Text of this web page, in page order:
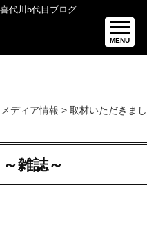
代川5代目ブログ
MENU
メディア情報 > 取材いただきまし
雑誌～